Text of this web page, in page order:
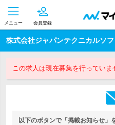
メニュー 会員登録
株式会社ジャパンテクニカルソ
この求人は現在募集を行っていま
以下のボタンで「掲載お知らせ」